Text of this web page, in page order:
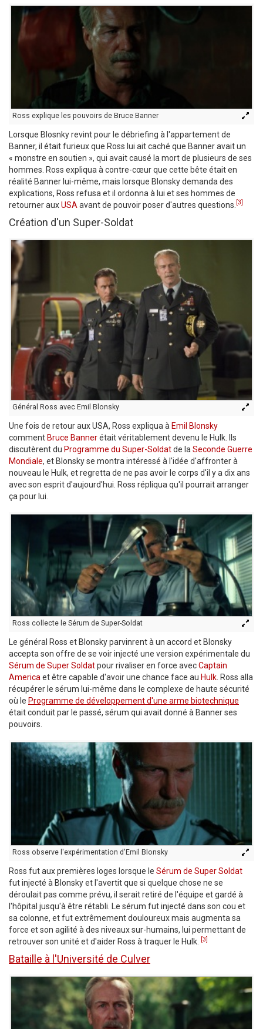
Ross explique les pouvoirs de Bruce Banner
Lorsque Blosnky revint pour le débriefing à l'appartement de
Banner, il était furieux que Ross lui ait caché que Banner avait un
« monstre en soutien », qui avait causé la mort de plusieurs de ses
hommes. Ross expliqua à contre-cœur que cette bête était en
réalité Banner lui-même, mais lorsque Blonsky demanda des
explications, Ross refusa et il ordonna à lui et ses hommes de
retourner auxUSA avant de pouvoir poser d'autres questions. [3]
Création d'un Super-Soldat
Général Ross avec Emil Blonsky
Une fois de retour aux USA, Ross expliqua à Emil Blonsky
commentBruce Bannerétait véritablement devenu le Hulk. Ils
discutèrent du Programme du Super-Soldatde la Seconde Guerre
Mondiale, et Blonsky se montra intéressé à l'idée d'affronter à
nouveau le Hulk, et regretta de ne pas avoir le corps d'il y a dix ans
avec son esprit d'aujourd'hui. Ross répliqua qu'il pourrait arranger
ça pour lui.
Ross collecte le Sérum de Super-Soldat
Le général Ross et Blonsky parvinrent à un accord et Blonsky
accepta son offre de se voir injecté une version expérimentale du
Sérum de Super Soldatpour rivaliser en force avecCaptain
America et être capable d'avoir une chance face au Hulk . Ross alla
récupérer le sérum lui-même dans le complexe de haute sécurité
où le Programme de développement d'une arme biotechnique
était conduit par le passé, sérum qui avait donné à Banner ses
pouvoirs.
Ross observe l'expérimentation d'Emil Blonsky
Ross fut aux premières loges lorsque le Sérum de Super Soldat
fut injecté à Blonsky et l'avertit que si quelque chose ne se
déroulait pas comme prévu, il serait retiré de l'équipe et gardé à
l'hôpital jusqu'à être rétabli. Le sérum fut injecté dans son cou et
sa colonne, et fut extrêmement douloureux mais augmenta sa
force et son agilité à des niveaux sur-humains, lui permettant de
retrouver son unité et d'aider Ross à traquer le Hulk.
[3]
Bataille à l'Université de Culver